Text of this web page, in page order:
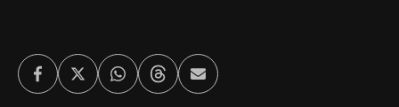
FacebookTwitterWhatsappThreadsEnviar
por